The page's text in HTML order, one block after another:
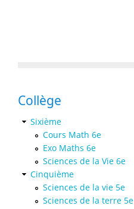
Collège
Sixième
Cours Math 6e
Exo Maths 6e
Sciences de la Vie 6e
Cinquième
Sciences de la vie 5e
Sciences de la terre 5e